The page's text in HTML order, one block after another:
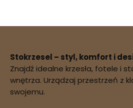
Stokrzesel – styl, komfort i
Znajdź idealne krzesła, fotele i
wnętrza. Urządzaj przestrzeń z
swojemu.